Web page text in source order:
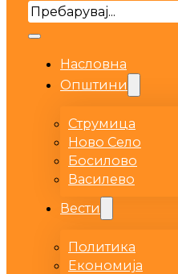
Search
Насловна
Општини
Струмица
Ново Село
Босилово
Василево
Вести
Политика
Економија